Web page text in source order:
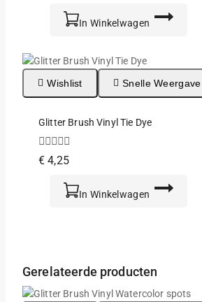
In Winkelwagen
Wishlist Snelle Weergave
Glitter Brush Vinyl Tie Dye
0
van
€ 4,25
In Winkelwagen
Gerelateerde producten